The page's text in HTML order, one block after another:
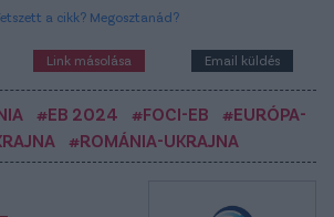
a cikk? Megosztanád?
Link másolása Email küldés
#EB 2024 #FOCI-EB
#EURÓPA-
#ROMÁNIA-UKRAJNA